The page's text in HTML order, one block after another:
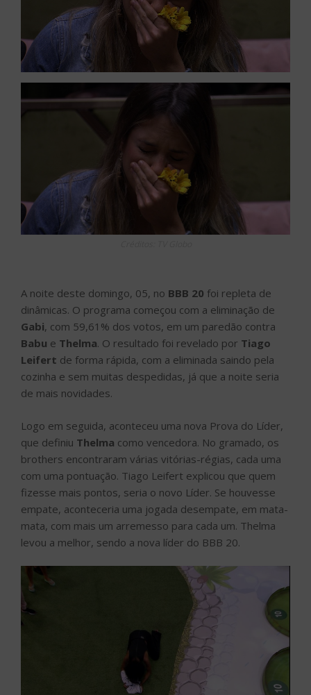
A noite deste domingo, 05, no BBB 20 foi repleta de
dinâmicas. O programa começou com a eliminação de
Gabi, com 59,61% dos votos, em um paredão contra
Babu e Thelma. O resultado foi revelado por Tiago
Leifert de forma rápida, com a eliminada saindo pela
cozinha e sem muitas despedidas, já que a noite seria
de mais novidades.
Logo em seguida, aconteceu uma nova Prova do Líder,
que definiu Thelma como vencedora. No gramado, os
brothers encontraram várias vitórias-régias, cada uma
com uma pontuação. Tiago Leifert explicou que quem
fizesse mais pontos, seria o novo Líder. Se houvesse
empate, aconteceria uma jogada desempate, em mata-
mata, com mais um arremesso para cada um. Thelma
levou a melhor, sendo a nova líder do BBB 20.